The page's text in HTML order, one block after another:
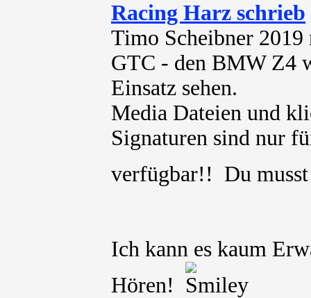
Racing Harz schrieb
Timo Scheibner
GTC - den BMW Z4
Einsatz sehen.
Media Dateien und
Signaturen sind nur
verfügbar!! Du
Ich kann es kaum
Hören!